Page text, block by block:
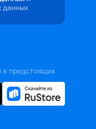
данных
в предстоящих